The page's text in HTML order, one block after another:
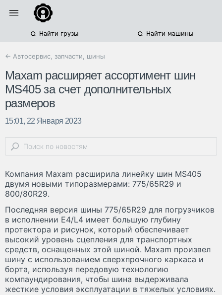
Найти грузы Найти машины
← Автосервис, запчасти, шины
Maxam расширяет ассортимент шин
MS405 за счет дополнительных
размеров
15:01, 22 Января 2023
Компания Maxam расширила линейку шин MS405
двумя новыми типоразмерами: 775/65R29 и
800/80R29.
Последняя версия шины 775/65R29 для погрузчиков
в исполнении E4/L4 имеет большую глубину
протектора и рисунок, который обеспечивает
высокий уровень сцепления для транспортных
средств, оснащенных этой шиной. Maxam произвел
шину с использованием сверхпрочного каркаса и
борта, используя передовую технологию
компаундирования, чтобы шина выдерживала
жесткие условия эксплуатации в тяжелых условиях.